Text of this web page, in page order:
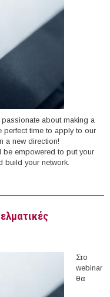
about making a
perfect time to apply to our
a new direction!
be empowered to put your
build your network.
in AI & GenAI
Στο
webinar
θα